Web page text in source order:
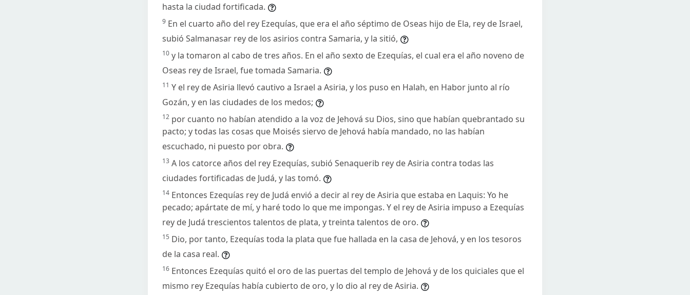
hasta la ciudad fortificada.
9 En el cuarto año del rey Ezequías, que era el año séptimo de Oseas hijo de Ela, rey de Israel,
subió Salmanasar rey de los asirios contra Samaria, y la sitió,
10 y la tomaron al cabo de tres años. En el año sexto de Ezequías, el cual era el año noveno de
Oseas rey de Israel, fue tomada Samaria.
11 Y el rey de Asiria llevó cautivo a Israel a Asiria, y los puso en Halah, en Habor junto al río
Gozán, y en las ciudades de los medos;
12 por cuanto no habían atendido a la voz de Jehová su Dios, sino que habían quebrantado su
pacto; y todas las cosas que Moisés siervo de Jehová había mandado, no las habían
escuchado, ni puesto por obra.
13 A los catorce años del rey Ezequías, subió Senaquerib rey de Asiria contra todas las
ciudades fortificadas de Judá, y las tomó.
14 Entonces Ezequías rey de Judá envió a decir al rey de Asiria que estaba en Laquis: Yo he
pecado; apártate de mí, y haré todo lo que me impongas. Y el rey de Asiria impuso a Ezequías
rey de Judá trescientos talentos de plata, y treinta talentos de oro.
15 Dio, por tanto, Ezequías toda la plata que fue hallada en la casa de Jehová, y en los tesoros
de la casa real.
16 Entonces Ezequías quitó el oro de las puertas del templo de Jehová y de los quiciales que el
mismo rey Ezequías había cubierto de oro, y lo dio al rey de Asiria.